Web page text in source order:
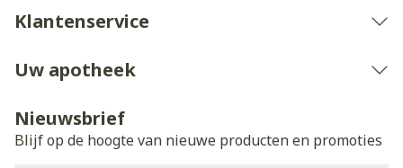
Klantenservice
Uw apotheek
Nieuwsbrief
Blijf op de hoogte van nieuwe producten en promoties